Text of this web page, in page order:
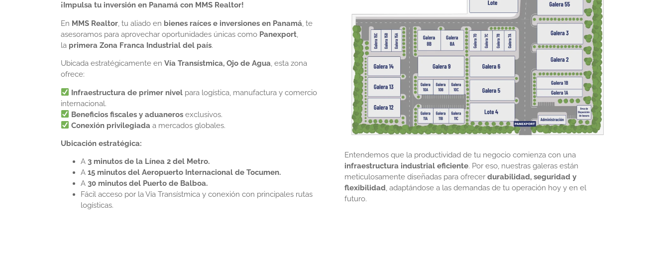
¡Impulsa tu inversión en Panamá con MMS Realtor!
En MMS Realtor, tu aliado en bienes raíces e inversiones en Panamá, te
asesoramos para aprovechar oportunidades únicas como Panexport,
la primera Zona Franca Industrial del país.
Ubicada estratégicamente en Vía Transístmica, Ojo de Agua, esta zona
ofrece:
Infraestructura de primer nivel para logística, manufactura y comercio
internacional.
Beneficios fiscales y aduaneros exclusivos.
Conexión privilegiada a mercados globales.
Ubicación estratégica:
A 3 minutos de la Línea 2 del Metro.
A 15 minutos del Aeropuerto Internacional de Tocumen.
A 30 minutos del Puerto de Balboa.
Fácil acceso por la Vía Transístmica y conexión con principales rutas
logísticas.
Entendemos que la productividad de tu negocio comienza con una
infraestructura industrial eficiente. Por eso, nuestras galeras están
meticulosamente diseñadas para ofrecer durabilidad, seguridad y
flexibilidad, adaptándose a las demandas de tu operación hoy y en el
futuro.